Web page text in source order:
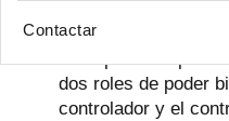
Contactardesde un lugar más
A simple vista
dos roles de poder
controlador y el